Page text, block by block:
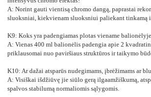
A: Norint gauti vientisą chromo dangą, paprastai
sluoksniai, kiekvienam sluoksniui paliekant tinkamą
K9: Koks yra padengiamas plotas viename
A: Vienas 400 ml balionėlis padengia apie 2
priklausomai nuo paviršiaus struktūros ir taikymo
K10: Ar dažai atsparūs nudegimams, įbrėžimams ar
A: Visiškai išdžiūvę jie siūlo gerą ilgaamžiškumą,
spalvos stabilumą normaliomis sąlygomis.